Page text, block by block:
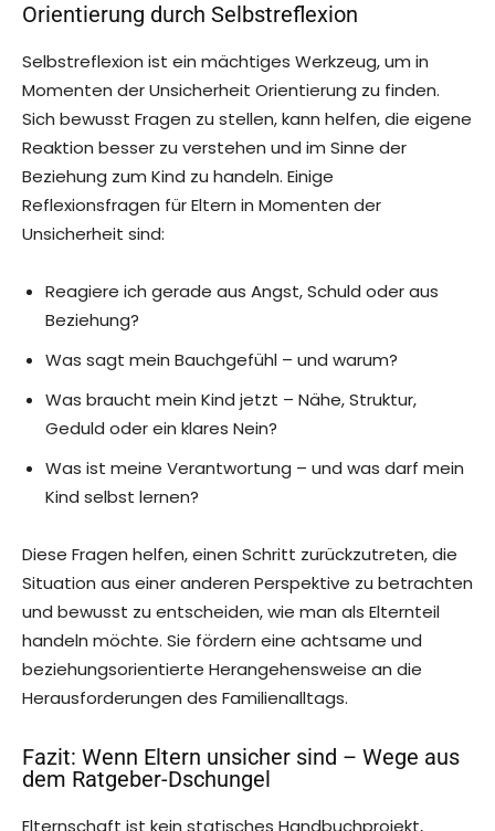
Orientierung durch Selbstreflexion
Selbstreflexion ist ein mächtiges Werkzeug, um in
Momenten der Unsicherheit Orientierung zu finden.
Sich bewusst Fragen zu stellen, kann helfen, die eigene
Reaktion besser zu verstehen und im Sinne der
Beziehung zum Kind zu handeln. Einige
Reflexionsfragen für Eltern in Momenten der
Unsicherheit sind:
Reagiere ich gerade aus Angst, Schuld oder aus
Beziehung?
Was sagt mein Bauchgefühl – und warum?
Was braucht mein Kind jetzt – Nähe, Struktur,
Geduld oder ein klares Nein?
Was ist meine Verantwortung – und was darf mein
Kind selbst lernen?
Diese Fragen helfen, einen Schritt zurückzutreten, die
Situation aus einer anderen Perspektive zu betrachten
und bewusst zu entscheiden, wie man als Elternteil
handeln möchte. Sie fördern eine achtsame und
beziehungsorientierte Herangehensweise an die
Herausforderungen des Familienalltags.
Fazit: Wenn Eltern unsicher sind – Wege aus
dem Ratgeber-Dschungel
Elternschaft ist kein statisches Handbuchprojekt,